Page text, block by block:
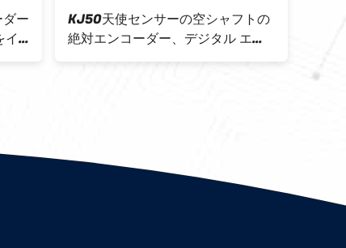
ー
KJ50天使センサーの空シャフトの
絶対エンコーダー、デジタル エン
コーダー720のPpr絶対10ビット